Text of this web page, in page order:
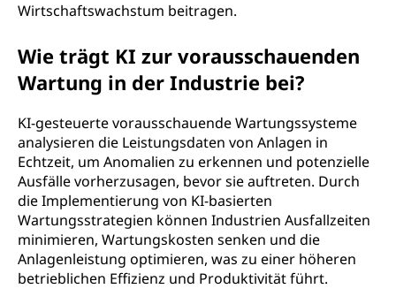
Wirtschaftswachstum beitragen.
Wie trägt KI zur vorausschauenden
Wartung in der Industrie bei?
KI-gesteuerte vorausschauende Wartungssysteme
analysieren die Leistungsdaten von Anlagen in
Echtzeit, um Anomalien zu erkennen und potenzielle
Ausfälle vorherzusagen, bevor sie auftreten. Durch
die Implementierung von KI-basierten
Wartungsstrategien können Industrien Ausfallzeiten
minimieren, Wartungskosten senken und die
Anlagenleistung optimieren, was zu einer höheren
betrieblichen Effizienz und Produktivität führt.